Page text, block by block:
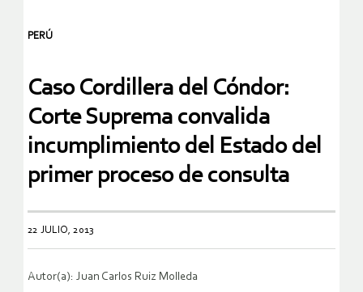
PERÚ
Caso Cordillera del Cóndor:
Corte Suprema convalida
incumplimiento del Estado del
primer proceso de consulta
22 JULIO, 2013
Autor(a): Juan Carlos Ruiz Molleda